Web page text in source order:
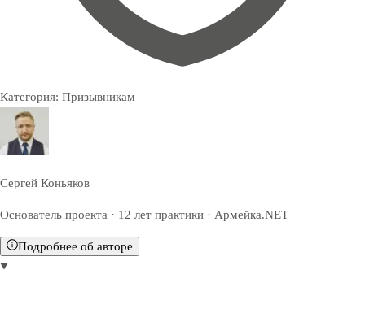
Категория: Призывникам
Сергей Коньяков
Основатель проекта · 12 лет практики · Армейка.NET
Подробнее об авторе